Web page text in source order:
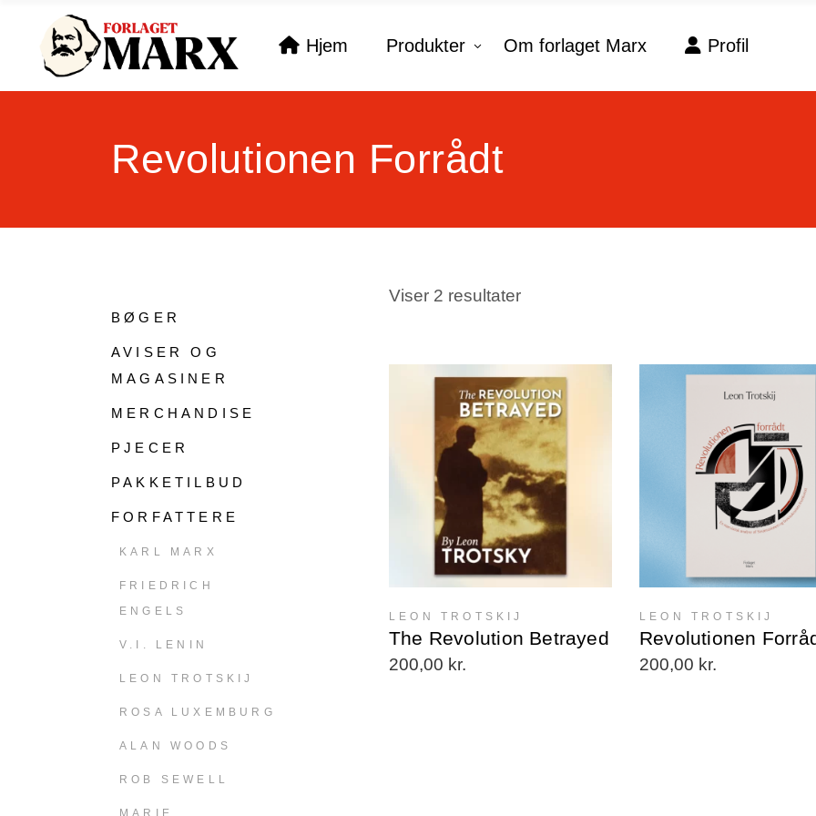
Hjem Produkter Om forlaget Marx Profil
Revolutionen Forrådt
Viser 2 resultaterSorteret
seneste
LEON TROTSKIJ
The Revolution Betrayed
200,00 kr.
VÆLG
LEON TROTSKIJ
Revolutionen
200,00 kr.
BØGER
AVISER OG
MAGASINER
MERCHANDISE
PJECER
PAKKETILBUD
FORFATTERE
KARL MARX
FRIEDRICH
ENGELS
V.I. LENIN
LEON TROTSKIJ
ROSA LUXEMBURG
ALAN WOODS
ROB SEWELL
MARIE